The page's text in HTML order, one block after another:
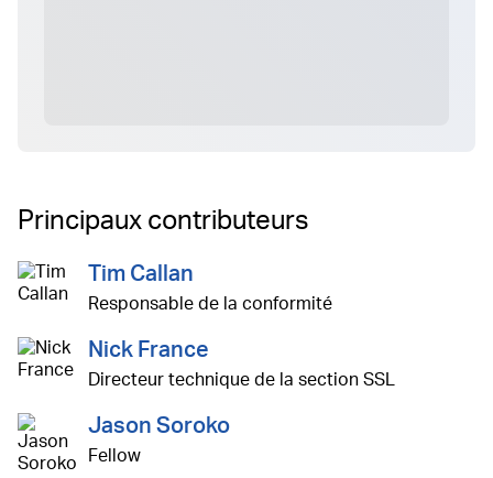
Principaux contributeurs
Tim Callan
Responsable de la conformité
Nick France
Directeur technique de la section SSL
Jason Soroko
Fellow